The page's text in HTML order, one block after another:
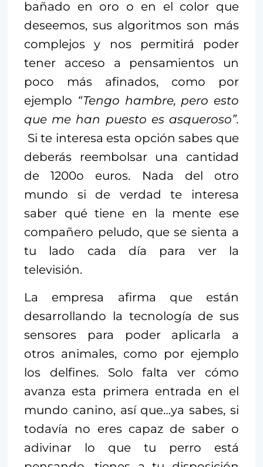
bañado en oro o en el color que
deseemos, sus algoritmos son más
complejos y nos permitirá poder
tener acceso a pensamientos un
poco más afinados, como por
ejemplo “Tengo hambre, pero esto
que me han puesto es asqueroso”.
Si te interesa esta opción sabes que
deberás reembolsar una cantidad
de 1200o euros. Nada del otro
mundo si de verdad te interesa
saber qué tiene en la mente ese
compañero peludo, que se sienta a
tu lado cada día para ver la
televisión.
La empresa afirma que están
desarrollando la tecnología de sus
sensores para poder aplicarla a
otros animales, como por ejemplo
los delfines. Solo falta ver cómo
avanza esta primera entrada en el
mundo canino, así que…ya sabes, si
todavía no eres capaz de saber o
adivinar lo que tu perro está